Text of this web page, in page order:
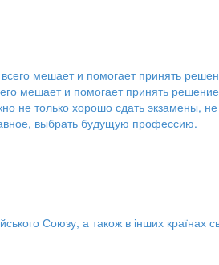
мешает и помогает принять
не только хорошо сдать экзамены,
выбрать будущую профессию.
Союзу, а також в інших країнах